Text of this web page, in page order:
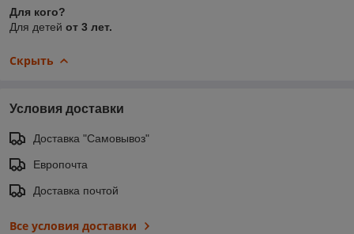
Для кого?
Для детей от 3 лет.
Скрыть
Условия доставки
Доставка "Самовывоз"
Европочта
Доставка почтой
Все условия доставки